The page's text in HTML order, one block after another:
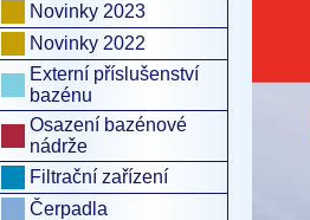
Novinky 2023
Novinky 2022
Externí příslušenství
bazénu
Osazení bazénové
nádrže
Filtrační zařízení
Čerpadla